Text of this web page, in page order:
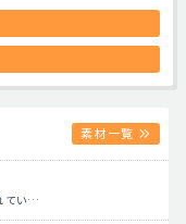
素材一覧
てい…